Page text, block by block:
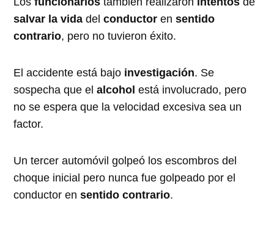
salvar la vida delconductor ensentido
contrario, pero no tuvieron éxito.
El accidente está bajo investigación. Se
sospecha que elalcohol está involucrado, pero
no se espera que la velocidad excesiva sea un
factor.
Un tercer automóvil golpeó los escombros del
choque inicial pero nunca fue golpeado por el
conductor ensentido contrario.